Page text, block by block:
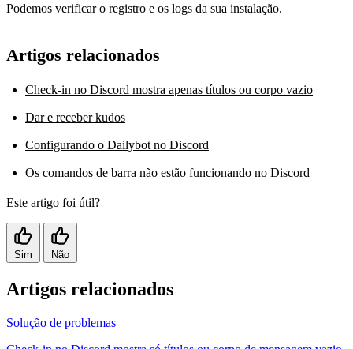
Podemos verificar o registro e os logs da sua instalação.
Artigos relacionados
Check-in no Discord mostra apenas títulos ou corpo vazio
Dar e receber kudos
Configurando o Dailybot no Discord
Os comandos de barra não estão funcionando no Discord
Este artigo foi útil?
Sim Não
Artigos relacionados
Solução de problemas